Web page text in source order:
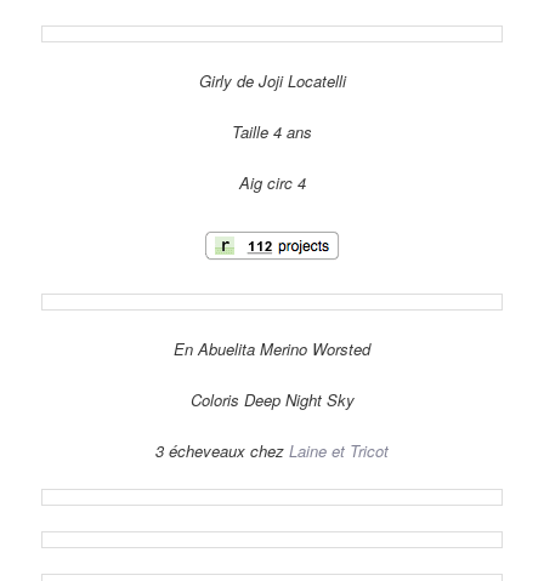
Girly de Joji Locatelli
Taille 4 ans
Aig circ 4
En Abuelita Merino Worsted
Coloris Deep Night Sky
3 écheveaux chez Laine et Tricot